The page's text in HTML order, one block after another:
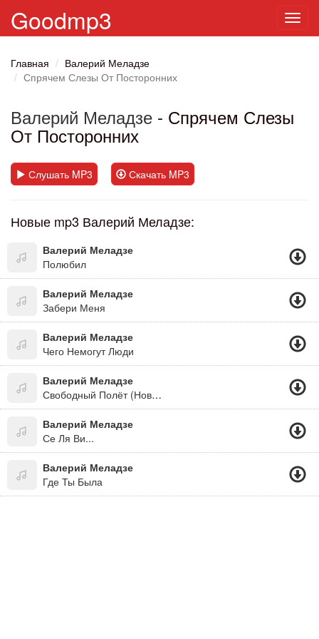
Goodmp3
Главная
Валерий Меладзе
Спрячем Слезы От Посторонних
Валерий Меладзе - Спрячем Слезы
От Посторонних
Слушать MP3 Скачать MP3
Новые mp3 Валерий Меладзе:
Валерий Меладзе
Полюбил
Валерий Меладзе
Забери Меня
Валерий Меладзе
Чего Немогут Люди
Валерий Меладзе
Свободный Полёт (Новинка 2015)
Валерий Меладзе
Се Ля Ви...
Валерий Меладзе
Где Ты Была